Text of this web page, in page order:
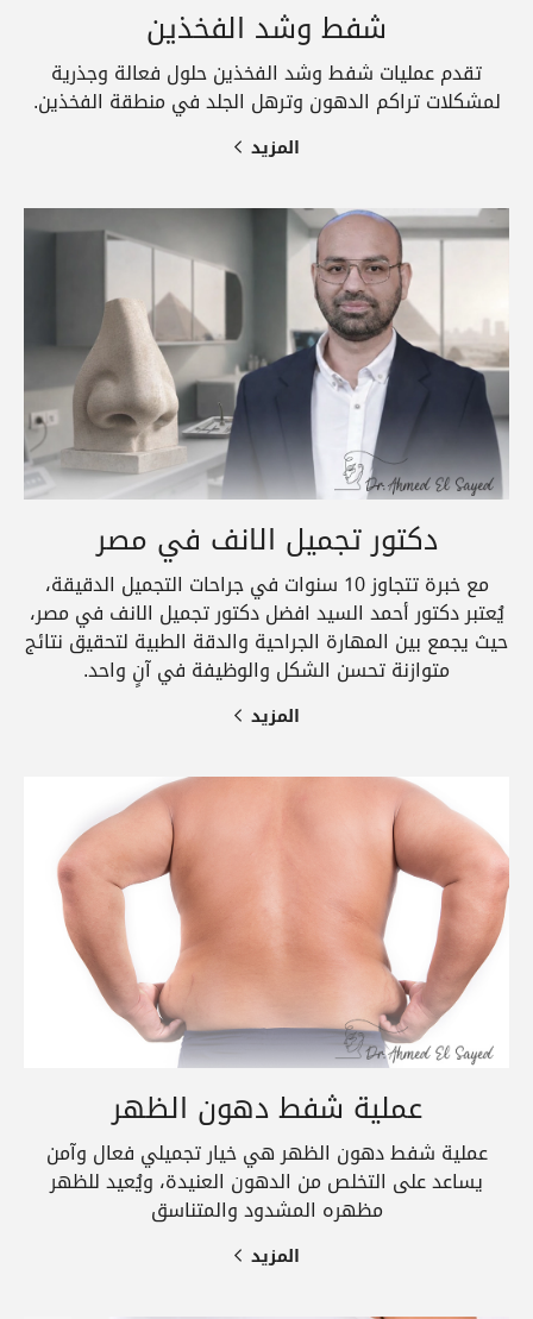
شفط وشد الفخذين
تقدم عمليات شفط وشد الفخذين حلول فعالة وجذرية
لمشكلات تراكم الدهون وترهل الجلد في منطقة الفخذين.
المزيد
دكتور تجميل الانف في مصر
مع خبرة تتجاوز 10 سنوات في جراحات التجميل الدقيقة،
يُعتبر دكتور أحمد السيد افضل دكتور تجميل الانف في مصر،
حيث يجمع بين المهارة الجراحية والدقة الطبية لتحقيق نتائج
متوازنة تحسن الشكل والوظيفة في آنٍ واحد.
المزيد
عملية شفط دهون الظهر
عملية شفط دهون الظهر هي خيار تجميلي فعال وآمن
يساعد على التخلص من الدهون العنيدة، ويُعيد للظهر
مظهره المشدود والمتناسق
المزيد